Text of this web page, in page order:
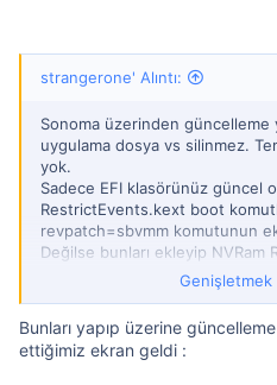
strangerone' Alıntı:
Sonoma üzerinden güncelleme
uygulama dosya vs silinmez.
yok.
Sadece EFI klasörünüz güncel
RestrictEvents.kext boot
revpatch=sbvmm komutunun
Değilse bunları ekleyip NVRam
başlatın ve sistem ayarlarından
güncellemeleri
Genişletmek
Bunları yapıp üzerine
ettiğimiz ekran geldi :